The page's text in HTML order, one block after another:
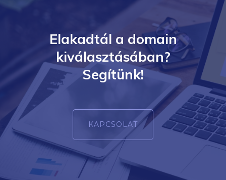
Elakadtál a domain
kiválasztásában?
Segítünk!
KAPCSOLAT